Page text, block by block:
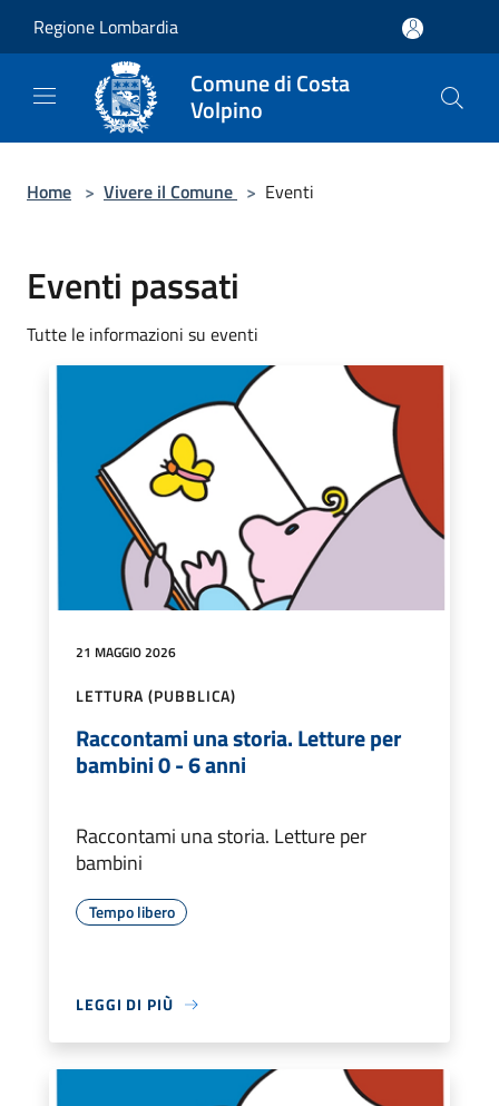
Regione Lombardia
Comune di Costa
Volpino
Home > Vivere il Comune > Eventi
Eventi passati
Tutte le informazioni su eventi
21 MAGGIO 2026
LETTURA (PUBBLICA)
Raccontami una storia. Letture per
bambini 0 - 6 anni
Raccontami una storia. Letture per
bambini
Tempo libero
LEGGI DI PIÙ